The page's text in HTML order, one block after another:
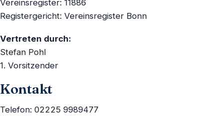
Impressum
Vereinsregister: 11886
Registergericht: Vereinsregister Bonn
Vertreten durch:
Stefan Pohl
1. Vorsitzender
Kontakt
Telefon: 02225 9989477